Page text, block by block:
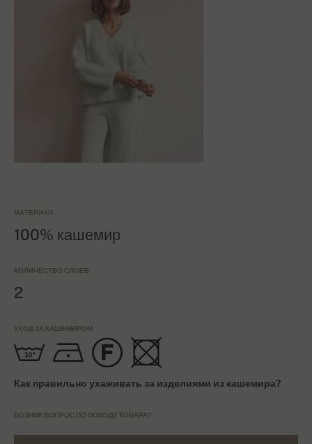
МАТЕРИАЛ
100% кашемир
КОЛИЧЕСТВО СЛОЕВ
2
УХОД ЗА КАШЕМИРОМ
Как правильно ухаживать за изделиями из кашемира?
ВОЗНИК ВОПРОС ПО ПОВОДУ ТОВАРА?